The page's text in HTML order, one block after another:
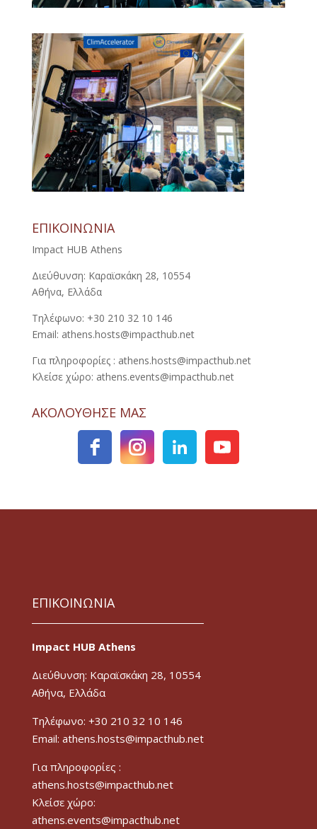
ΕΠΙΚΟΙΝΩΝΙΑ
Impact HUB Athens
Διεύθυνση: Καραϊσκάκη 28, 10554
Αθήνα, Ελλάδα
Τηλέφωνο: +30 210 32 10 146
Email: athens.hosts@impacthub.net
Για πληροφορίες : athens.hosts@impacthub.net
Κλείσε χώρο: athens.events@impacthub.net
ΑΚΟΛΟΥΘΗΣΕ ΜΑΣ
ΕΠΙΚΟΙΝΩΝΙΑ
Impact HUB Athens
Διεύθυνση: Καραϊσκάκη 28, 10554
Αθήνα, Ελλάδα
Τηλέφωνο: +30 210 32 10 146
Email: athens.hosts@impacthub.net
Για πληροφορίες :
athens.hosts@impacthub.net
Κλείσε χώρο:
athens.events@impacthub.net